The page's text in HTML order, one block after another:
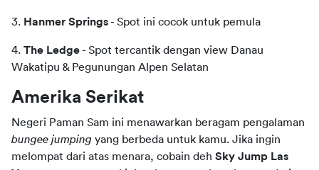
3. Hanmer Springs - Spot ini cocok untuk pemula
4. The Ledge - Spot tercantik dengan view Danau
Wakatipu & Pegunungan Alpen Selatan
Amerika Serikat
bungee jumping yang berbeda untuk kamu. Jika ingin
melompat dari atas menara, cobain deh Sky Jump Las